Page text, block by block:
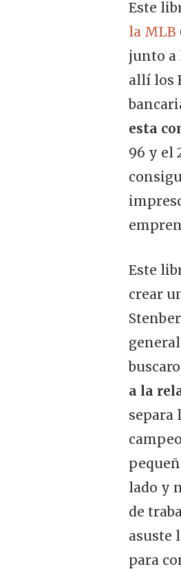
Este
la MLB
junto a
allí los
esta
96 y el
Este
crear
a la
separa
lado y
de
asuste
para